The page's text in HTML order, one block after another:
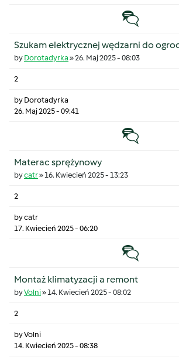
Temat
Szukam elektrycznej wędzarni do
by Dorotadyrka »26. Maj 2025 - 08:03
2
by Dorotadyrka
26. Maj 2025 - 09:41
Temat
Materac sprężynowy
bycatr»16. Kwiecień 2025 - 13:23
2
bycatr
17. Kwiecień 2025 - 06:20
Temat
Montaż klimatyzacji a remont
byVolni»14. Kwiecień 2025 - 08:02
2
byVolni
14. Kwiecień 2025 - 08:38